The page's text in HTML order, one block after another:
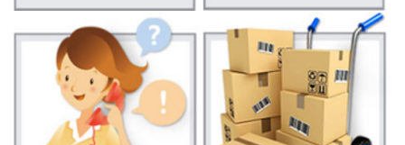
实时订单 上海到深圳物流专线 专线物流 2020-12-22
实时订单 上海到合肥物流专线 专线物流 2020-12-22
实时订单 上海到苏州物流专线 专线物流 2020-12-22
评价晒单 上海到天津物流公司 物流专线 2020-12-22